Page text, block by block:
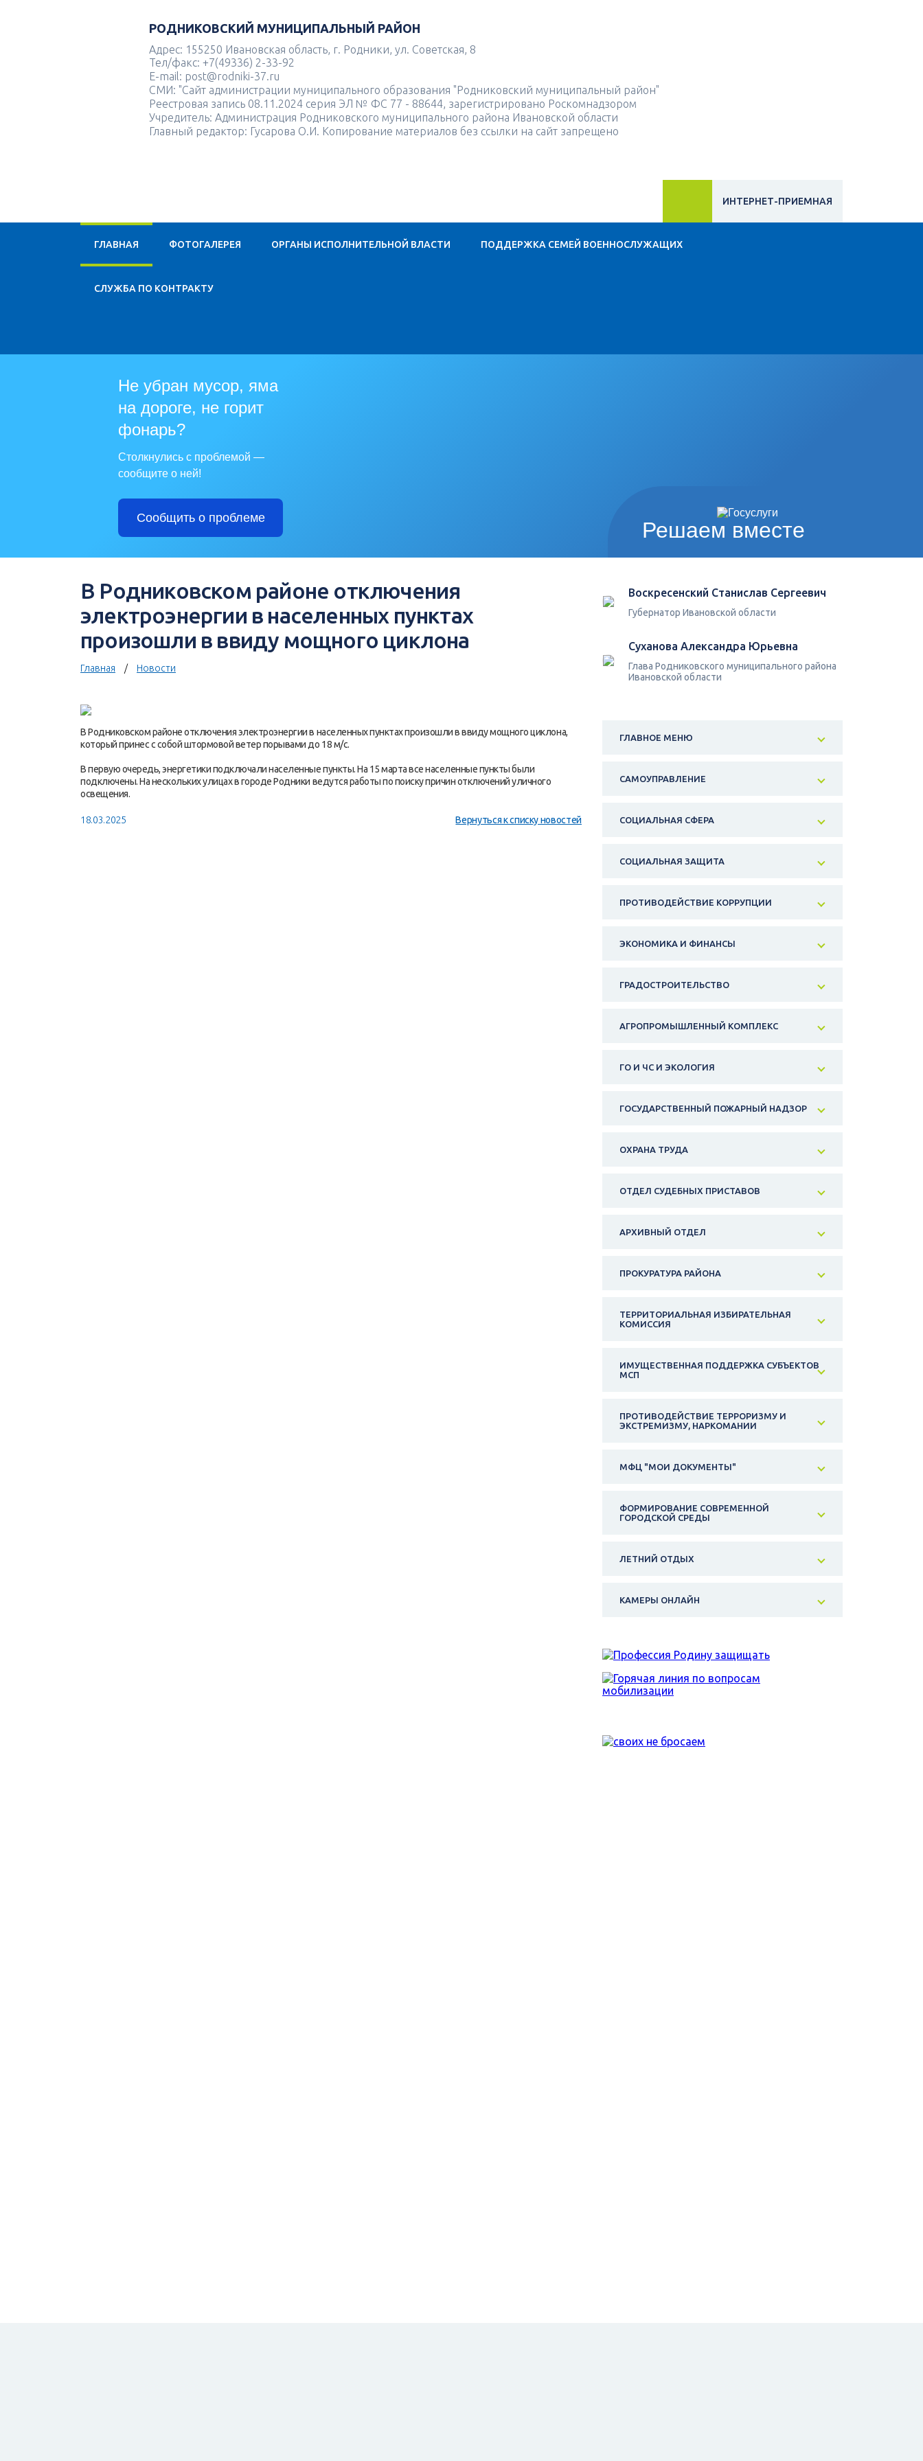
РОДНИКОВСКИЙ МУНИЦИПАЛЬНЫЙ РАЙОН
Адрес: 155250 Ивановская область, г. Родники, ул. Советская, 8
Тел/факс: +7(49336) 2-33-92
E-mail: post@rodniki-37.ru
СМИ: "Сайт администрации муниципального образования "Родниковский муниципальный район"
Реестровая запись 08.11.2024 серия ЭЛ № ФС 77 - 88644, зарегистрировано Роскомнадзором
Учредитель: Администрация Родниковского муниципального района Ивановской области
Главный редактор: Гусарова О.И. Копирование материалов без ссылки на сайт запрещено
ИНТЕРНЕТ-ПРИЕМНАЯ
ГЛАВНАЯ ФОТОГАЛЕРЕЯ ОРГАНЫ ИСПОЛНИТЕЛЬНОЙ ВЛАСТИ ПОДДЕРЖКА СЕМЕЙ ВОЕННОСЛУЖАЩИХ
CЛУЖБА ПО КОНТРАКТУ
Решаем вместе
Не убран мусор, яма
на дороге, не горит
фонарь?
Столкнулись с проблемой —
сообщите о ней!
Сообщить о проблеме
В Родниковском районе отключения
электроэнергии в населенных пунктах
произошли в ввиду мощного циклона
Главная Новости
В Родниковском районе отключения электроэнергии в населенных пунктах произошли в ввиду мощного циклона,
который принес с собой штормовой ветер порывами до 18 м/с.
В первую очередь, энергетики подключали населенные пункты. На 15 марта все населенные пункты были
подключены. На нескольких улицах в городе Родники ведутся работы по поиску причин отключений уличного
освещения.
18.03.2025 Вернуться к списку новостей
Воскресенский Станислав Сергеевич
Губернатор Ивановской области
Суханова Александра Юрьевна
Глава Родниковского муниципального района
Ивановской области
ГЛАВНОЕ МЕНЮ
САМОУПРАВЛЕНИЕ
СОЦИАЛЬНАЯ СФЕРА
СОЦИАЛЬНАЯ ЗАЩИТА
ПРОТИВОДЕЙСТВИЕ КОРРУПЦИИ
ЭКОНОМИКА И ФИНАНСЫ
ГРАДОСТРОИТЕЛЬСТВО
АГРОПРОМЫШЛЕННЫЙ КОМПЛЕКС
ГО И ЧС И ЭКОЛОГИЯ
ГОСУДАРСТВЕННЫЙ ПОЖАРНЫЙ НАДЗОР
ОХРАНА ТРУДА
ОТДЕЛ СУДЕБНЫХ ПРИСТАВОВ
АРХИВНЫЙ ОТДЕЛ
ПРОКУРАТУРА РАЙОНА
ТЕРРИТОРИАЛЬНАЯ ИЗБИРАТЕЛЬНАЯ
КОМИССИЯ
ИМУЩЕСТВЕННАЯ ПОДДЕРЖКА СУБЪЕКТОВ
МСП
ПРОТИВОДЕЙСТВИЕ ТЕРРОРИЗМУ И
ЭКСТРЕМИЗМУ, НАРКОМАНИИ
МФЦ "МОИ ДОКУМЕНТЫ"
ФОРМИРОВАНИЕ СОВРЕМЕННОЙ
ГОРОДСКОЙ СРЕДЫ
ЛЕТНИЙ ОТДЫХ
КАМЕРЫ ОНЛАЙН